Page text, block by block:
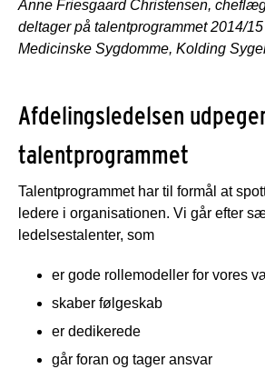
Anne Friesgaard Christensen,
deltager på talentprogrammet 2014/15
Medicinske Sygdomme, Kolding
Afdelingsledelsen
talentprogrammet
Talentprogrammet har til formål at
ledere i organisationen. Vi går efter
ledelsestalenter, som
er gode rollemodeller for vores
skaber følgeskab
er dedikerede
går foran og tager ansvar